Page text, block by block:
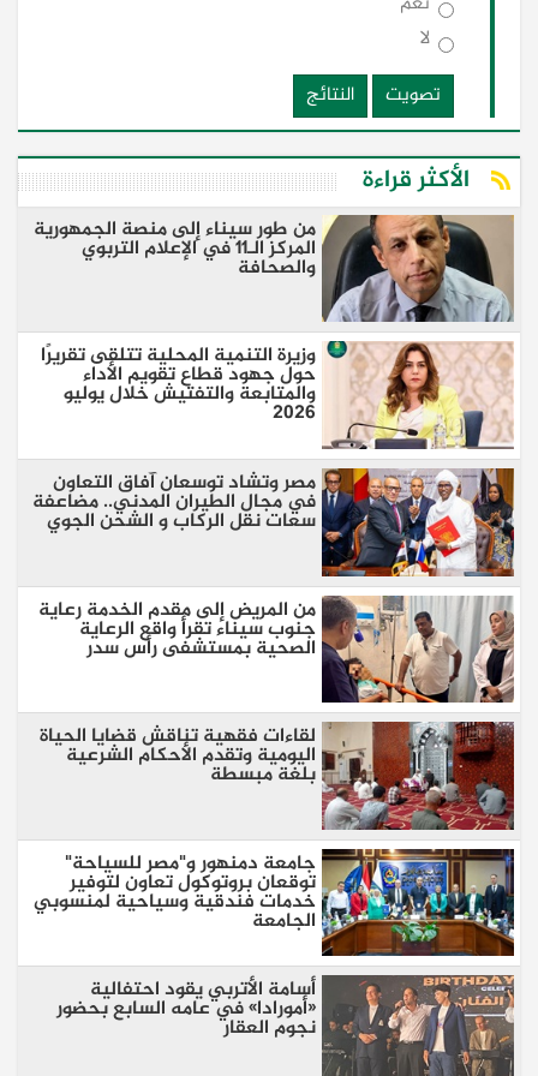
لا
تصويت
النتائج
الأكثر قراءة
من طور سيناء إلى منصة الجمهورية
المركز الـ11 في الإعلام التربوي
والصحافة
وزيرة التنمية المحلية تتلقى تقريرًا
حول جهود قطاع تقويم الأداء
والمتابعة والتفتيش خلال يوليو
2026
مصر وتشاد توسعان آفاق التعاون
في مجال الطيران المدني.. مضاعفة
سعات نقل الركاب و الشحن الجوي
من المريض إلى مقدم الخدمة رعاية
جنوب سيناء تقرأ واقع الرعاية
الصحية بمستشفى رأس سدر
لقاءات فقهية تناقش قضايا الحياة
اليومية وتقدم الأحكام الشرعية
بلغة مبسطة
جامعة دمنهور و"مصر للسياحة"
توقعان بروتوكول تعاون لتوفير
خدمات فندقية وسياحية لمنسوبي
الجامعة
أسامة الأتربي يقود احتفالية
«أمورادا» في عامه السابع بحضور
نجوم العقار